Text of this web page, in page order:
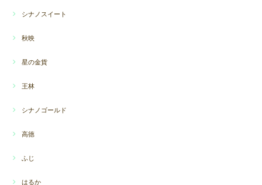
シナノスイート
秋映
星の金貨
王林
シナノゴールド
高徳
ふじ
はるか